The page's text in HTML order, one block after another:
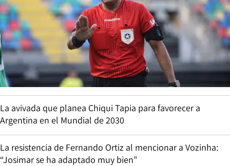
La avivada que planea Chiqui Tapia para favorecer a
Argentina en el Mundial de 2030
La resistencia de Fernando Ortiz al mencionar a Vozinha:
“Josimar se ha adaptado muy bien”